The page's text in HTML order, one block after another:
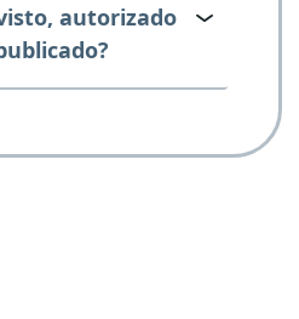
autorizado